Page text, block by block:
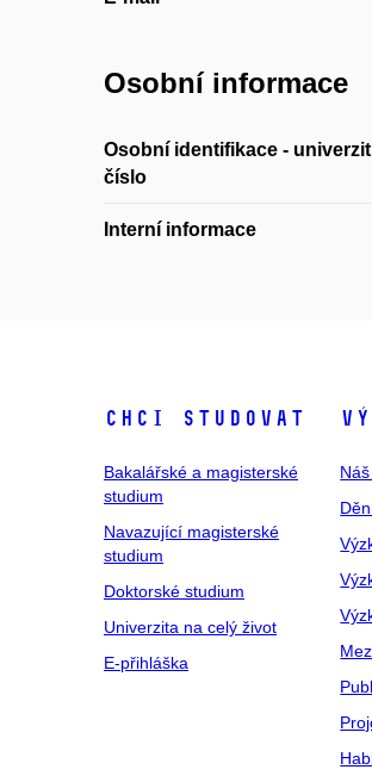
Osobní informace
Osobní identifikace -
číslo
Interní informace
Chci studovat
Bakalářské a magisterské
studium
Navazující magisterské
studium
Doktorské studium
Univerzita na celý život
E-přihláška